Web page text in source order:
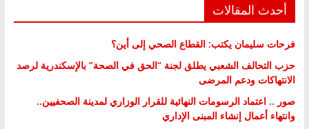
أحدث المقالات
فرحات سليمان يكتب: القطاع الصحي إلى أين؟
حزب التحالف الشعبي يطلق لجنة “الحق في الصحة” بالإسكندرية لرصد
الانتهاكات ودعم المرضى
صور .. اعتماد الرسومات النهائية للقرار الوزاري لمدينة الصحفيين..
وانتهاء أعمال إنشاء المبنى الإداري